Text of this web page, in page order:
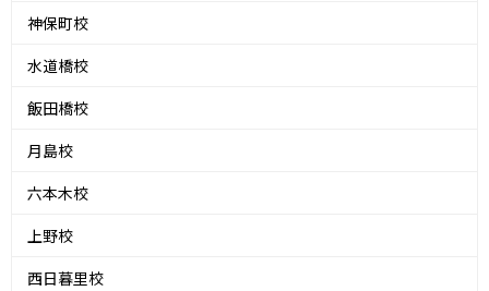
神保町校
水道橋校
飯田橋校
月島校
六本木校
上野校
西日暮里校